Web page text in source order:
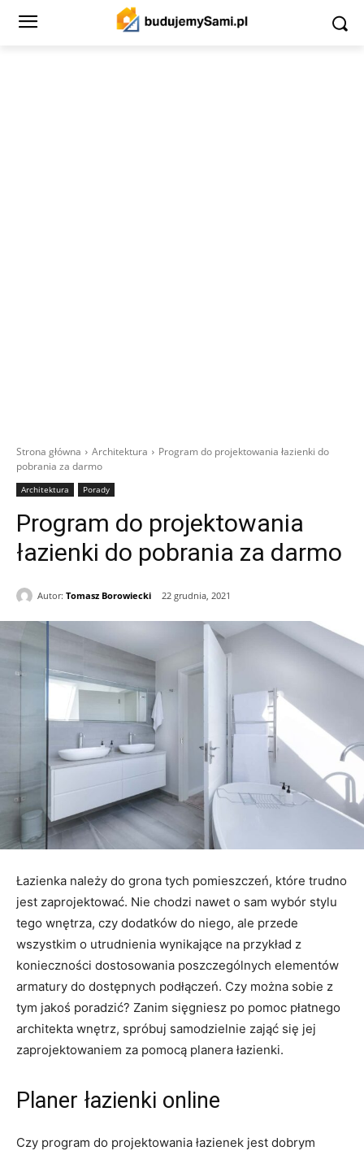
Strona główna Architektura
Program do projektowania łazienki do
pobrania za darmo
Architektura Porady
Program do projektowania
łazienki do pobrania za darmo
Autor: Tomasz Borowiecki 22 grudnia, 2021
Łazienka należy do grona tych pomieszczeń, które trudno
jest zaprojektować. Nie chodzi nawet o sam wybór stylu
tego wnętrza, czy dodatków do niego, ale przede
wszystkim o utrudnienia wynikające na przykład z
konieczności dostosowania poszczególnych elementów
armatury do dostępnych podłączeń. Czy można sobie z
tym jakoś poradzić? Zanim sięgniesz po pomoc płatnego
architekta wnętrz, spróbuj samodzielnie zająć się jej
zaprojektowaniem za pomocą planera łazienki.
Planer łazienki online
Czy program do projektowania łazienek jest dobrym